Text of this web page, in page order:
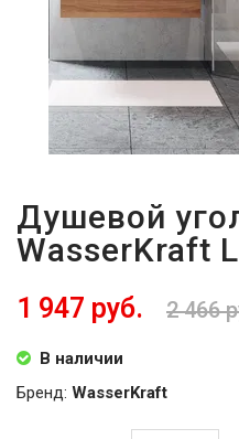
Душевой
WasserKraft
1 947 руб. 2 466
В наличии
Бренд: WasserKraft